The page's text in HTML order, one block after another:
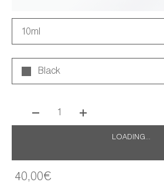
10ml
Black
1
LOADING...
40,00€